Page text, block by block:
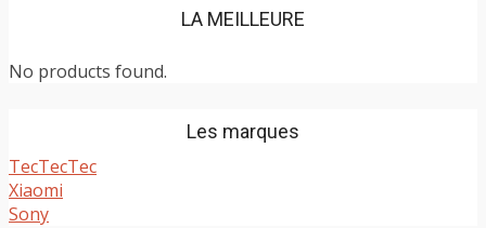
LA MEILLEURE
No products found.
Les marques
TecTecTec
Xiaomi
Sony